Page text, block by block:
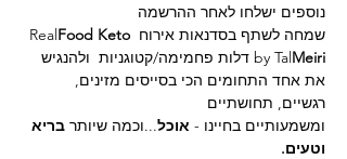
נוספים ישלחו לאחר ההרשמה
שמחה לשתף בסדנאות אירוח Real Food Keto
by TalMeiri
דלות פחמימה/קטוגניות  ולהנגיש
את אחד התחומים הכי בסייסים מזינים,
רגשיים, תחושתיים
ומשמעותיים בחיינו - אוכל...וכמה שיותר בריא
וטעים.